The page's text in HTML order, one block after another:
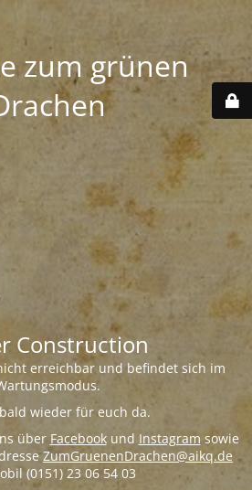
zum grünen
Construction
erreichbar und befindet sich im
wieder für euch da.
über Facebookund Instagram sowie
ZumGruenenDrachen@aikq.de
(0151) 23 06 54 03